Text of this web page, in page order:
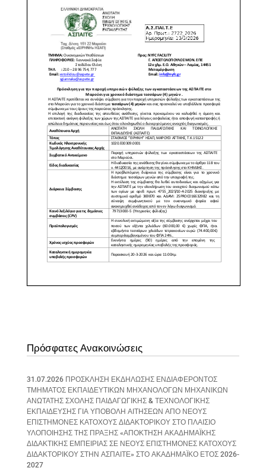
Πρόσφατες Ανακοινώσεις
31.07.2026 ΠΡΟΣΚΛΗΣΗ ΕΚΔΗΛΩΣΗΣ ΕΝΔΙΑΦΕΡΟΝΤΟΣ
ΤΜΗΜΑΤΟΣ ΕΚΠΑΙΔΕΥΤΙΚΩΝ ΜΗΧΑΝΟΛΟΓΩΝ ΜΗΧΑΝΙΚΩΝ
ΑΝΩΤΑΤΗΣ ΣΧΟΛΗΣ ΠΑΙΔΑΓΩΓΙΚΗΣ & ΤΕΧΝΟΛΟΓΙΚΗΣ
ΕΚΠΑΙΔΕΥΣΗΣ ΓΙΑ ΥΠΟΒΟΛΗ ΑΙΤΗΣΕΩΝ ΑΠΟ ΝΕΟΥΣ
ΕΠΙΣΤΗΜΟΝΕΣ ΚΑΤΟΧΟΥΣ ΔΙΔΑΚΤΟΡΙΚΟΥ ΣΤΟ ΠΛΑΙΣΙΟ
ΥΛΟΠΟΙΗΣΗΣ ΤΗΣ ΠΡΑΞΗΣ «ΑΠΟΚΤΗΣΗ ΑΚΑΔΗΜΑΪΚΗΣ
ΔΙΔΑΚΤΙΚΗΣ ΕΜΠΕΙΡΙΑΣ ΣΕ ΝΕΟΥΣ ΕΠΙΣΤΗΜΟΝΕΣ ΚΑΤΟΧΟΥΣ
ΔΙΔΑΚΤΟΡΙΚΟΥ ΣΤΗΝ ΑΣΠΑΙΤΕ» ΣΤΟ ΑΚΑΔΗΜΑΪΚΟ ΕΤΟΣ 2026-
2027